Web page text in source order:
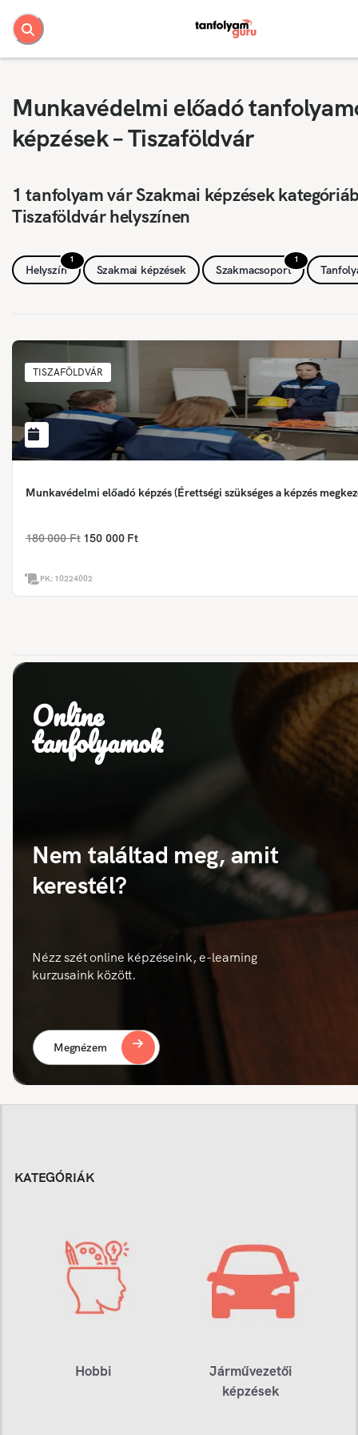
Munkavédelmi előadó
képzések – Tiszaföldvár
1 tanfolyam vár Szakmai képzések
Tiszaföldvár helyszínen
1
Helyszín Szakmai képzések
1
Szakmacsoport
TISZAFÖLDVÁR
Munkavédelmi előadó képzés (Érettségi szükséges a képzés
180 000 Ft 150 000 Ft
PK: 10224002
Online
tanfolyamok
Nem találtad meg, amit
kerestél?
Nézz szét online képzéseink, e-learning
kurzusaink között.
Megnézem
KATEGÓRIÁK
Hobbi
Járművezetői
képzések